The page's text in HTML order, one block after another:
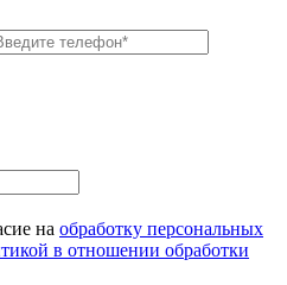
на обработку персональных
в отношении обработки